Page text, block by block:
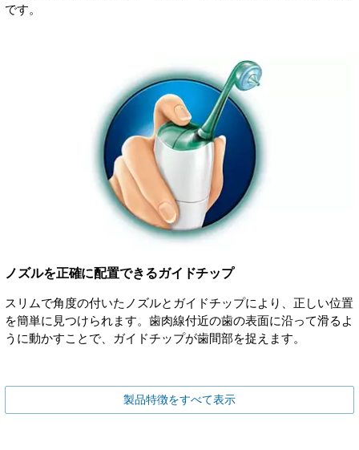
です。
ノズルを正確に配置できるガイドチップ
スリムで角度の付いたノズルとガイドチップにより、正しい位置
を簡単に見つけられます。歯肉線付近の歯の表面に沿って滑るよ
うに動かすことで、ガイドチップが歯間部を捉えます。
製品特徴をすべて表示